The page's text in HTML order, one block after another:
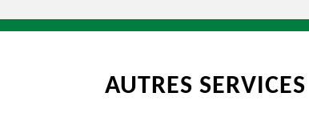
AUTRES SERVICES